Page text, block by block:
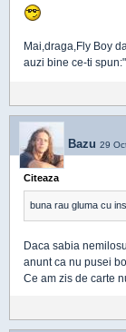
Mai,draga,Fly Boy
auzi bine ce-ti
Bazu 29
Citeaza
buna rau gluma cu
Daca sabia
anunt ca nu pusei
Ce am zis de carte